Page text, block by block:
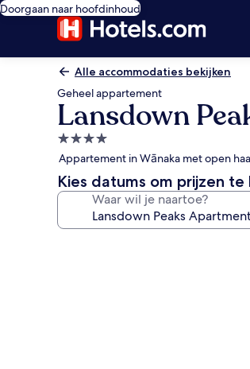
Doorgaan naar hoofdinhoud
Alle accommodaties bekijken
Geheel appartement
Lansdown
4.0-
sterrenaccommodatie
Appartement in Wānaka met open
Kies datums om prijzen te
Waar wil je naartoe?